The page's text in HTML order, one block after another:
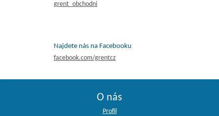
grent_obchodni
Najdete nás na Facebooku
facebook.com/grentcz
O nás
Profil